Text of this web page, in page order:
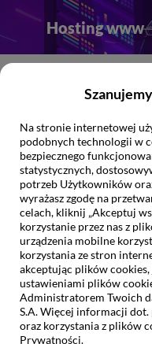
Na stronie internetowej
podobnych technologii w
bezpiecznego
statystycznych,
potrzeb Użytkowników
wyrażasz zgodę na
celach, kliknij „Akceptuj
korzystanie przez nas z
urządzenia mobilne
korzystania ze stron
akceptując plików
ustawieniami plików
Administratorem Twoich
S.A. Więcej informacji
oraz korzystania z plików
Prywatności.
Przejdź
głownej
treści
Przejdź
stopki
Hosting www
Jak
Pomoc/
Konto
Kontakt z
zenbox.pl pomoc